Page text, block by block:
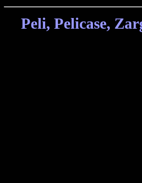
Peli, Pelicase,